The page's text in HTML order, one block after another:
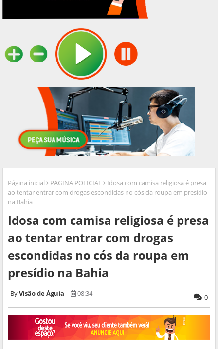
Página inicial PAGINA POLICIAL
Idosa com camisa religiosa é presa
ao tentar entrar com drogas escondidas no cós da roupa em presídio
na Bahia
Idosa com camisa religiosa é presa
ao tentar entrar com drogas
escondidas no cós da roupa em
presídio na Bahia
Visão de Águia 08:34 0